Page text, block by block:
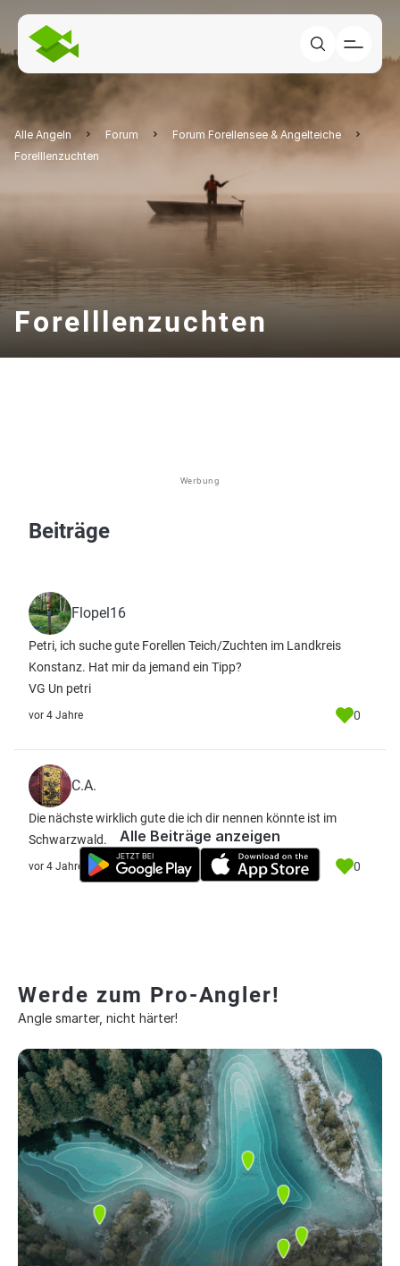
Alle Angeln Forum
Forum Forellensee & Angelteiche
Forelllenzuchten
Forelllenzuchten
Werbung
Beiträge
Flopel16
Petri, ich suche gute Forellen Teich/Zuchten im Landkreis
Konstanz. Hat mir da jemand ein Tipp?
VG Un petri
vor 4 Jahre 0
C.A.
Die nächste wirklich gute die ich dir nennen könnte ist im
Schwarzwald.
vor 4 Jahre 0
Alle Beiträge anzeigen
Werde zum Pro-Angler!
Angle smarter, nicht härter!